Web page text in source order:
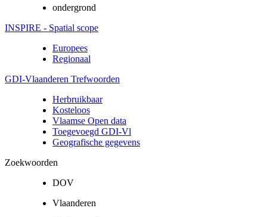
ondergrond
INSPIRE - Spatial scope
Europees
Regionaal
GDI-Vlaanderen Trefwoorden
Herbruikbaar
Kosteloos
Vlaamse Open data
Toegevoegd GDI-Vl
Geografische gegevens
Zoekwoorden
DOV
Vlaanderen